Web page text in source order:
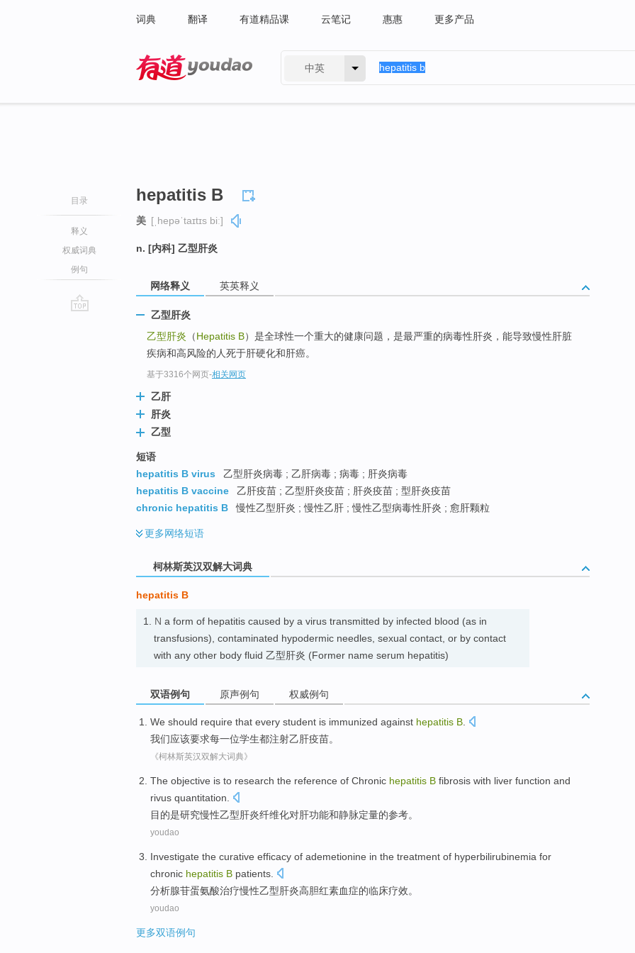
词典 翻译 有道精品课 云笔记 惠惠 更多产品
中英
目录
释义
权威词典
例句
hepatitis B
美 [ˌhepəˈtaɪtɪs biː]
n. [内科] 乙型肝炎
网络释义 英英释义
乙型肝炎
乙型肝炎 （Hepatitis B）是全球性一个重大的健康问题，是最严重的病毒性肝炎，能导致慢性肝脏
疾病和高风险的人死于肝硬化和肝癌。
基于3316个网页-相关网页
乙肝
肝炎
乙型
短语
hepatitis B virus
乙型肝炎病毒 ; 乙肝病毒 ; 病毒 ; 肝炎病毒
hepatitis B vaccine
乙肝疫苗 ; 乙型肝炎疫苗 ; 肝炎疫苗 ; 型肝炎疫苗
chronic hepatitis B
慢性乙型肝炎 ; 慢性乙肝 ; 慢性乙型病毒性肝炎 ; 愈肝颗粒
更多网络短语
柯林斯英汉双解大词典
hepatitis B
1. N a form of hepatitis caused by a virus transmitted by infected blood (as in
transfusions), contaminated hypodermic needles, sexual contact, or by contact
with any other body fluid 乙型肝炎 (Former name serum hepatitis)
双语例句 原声例句 权威例句
We should require that every student is immunized against hepatitis B.
我们应该要求每一位学生都注射乙肝疫苗。
《柯林斯英汉双解大词典》
The objective is to research the reference of Chronic hepatitis B fibrosis with liver function and
rivus quantitation
目的是研究慢性乙型肝炎纤维化对肝功能和静脉定量的参考。
youdao
Investigate the curative efficacy of ademetionine in the treatment of hyperbilirubinemia for
chronic hepatitis B patients.
分析腺苷蛋氨酸治疗慢性乙型肝炎高胆红素血症的临床疗效。
youdao
更多双语例句